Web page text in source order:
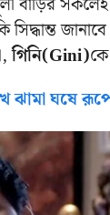
গিনি(Gini)
ঝামা ঘষে